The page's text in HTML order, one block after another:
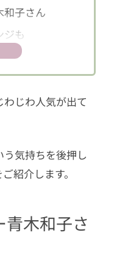
和子さん
も
じわ人気が出て
気持ちを後押し
紹介します。
木和子さ